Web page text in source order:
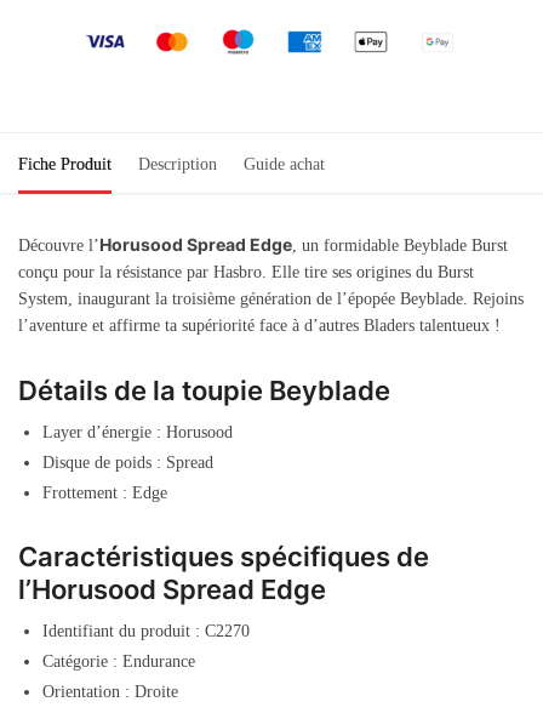
Fiche Produit Description Guide achat
Découvre l’Horusood Spread Edge, un formidable Beyblade Burst
conçu pour la résistance par Hasbro. Elle tire ses origines du Burst
System, inaugurant la troisième génération de l’épopée Beyblade. Rejoins
l’aventure et affirme ta supériorité face à d’autres Bladers talentueux !
Détails de la toupie Beyblade
Layer d’énergie : Horusood
Disque de poids : Spread
Frottement : Edge
Caractéristiques spécifiques de
l’Horusood Spread Edge
Identifiant du produit : C2270
Catégorie : Endurance
Orientation : Droite